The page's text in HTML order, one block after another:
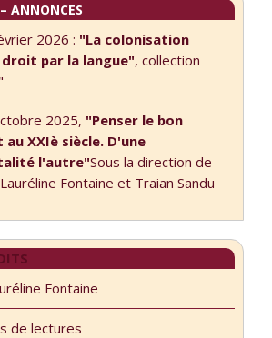
ANNONCES
2026 : "La colonisation
par la langue", collection
2025, "Penser le bon
XXIè siècle. D'une
l'autre"Sous la direction de
Fontaine et Traian Sandu
Fontaine
de lectures